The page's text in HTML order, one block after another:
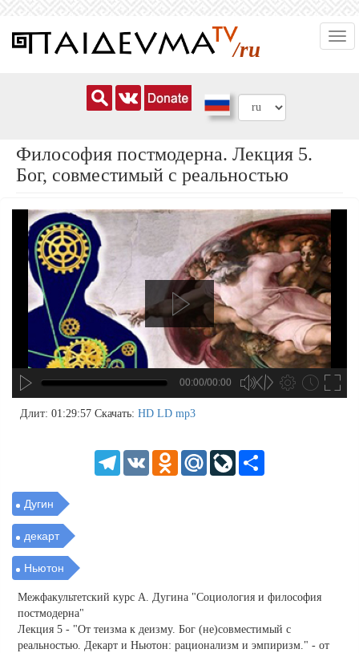
основному
/ru
Философия постмодерна. Лекция 5.
Бог, совместимый с реальностью
00:00/00:00
Длит: 01:29:57 Скачать: HD LD mp3
TelegramVK Odnoklassniki
Mail.Ru LiveJournal
Дугин
декарт
Ньютон
Межфакультетский курс А. Дугина "Социология и философия
постмодерна"
Лекция 5 - "От теизма к деизму. Бог (не)совместимый с
реальностью. Декарт и Ньютон: рационализм и эмпиризм." - от